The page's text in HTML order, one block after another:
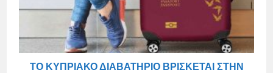
ΤΟ ΚΥΠΡΙΑΚΌ ΔΙΑΒΑΤΉΡΙΟ ΒΡΊΣΚΕΤΑΙ ΣΤΗΝ